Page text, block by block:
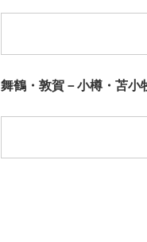
舞鶴・敦賀－小樽・苫小